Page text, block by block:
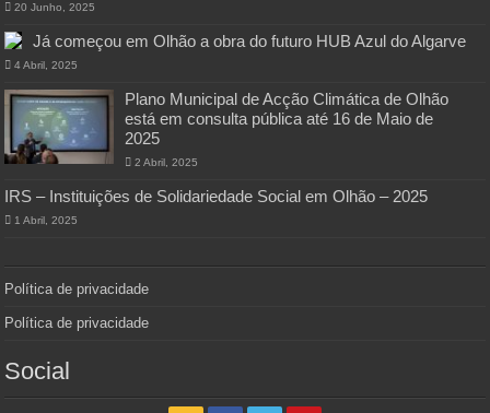
20 Junho, 2025
Já começou em Olhão a obra do futuro HUB Azul do Algarve
4 Abril, 2025
Plano Municipal de Acção Climática de Olhão
está em consulta pública até 16 de Maio de
2025
2 Abril, 2025
IRS – Instituições de Solidariedade Social em Olhão – 2025
1 Abril, 2025
Política de privacidade
Política de privacidade
Social